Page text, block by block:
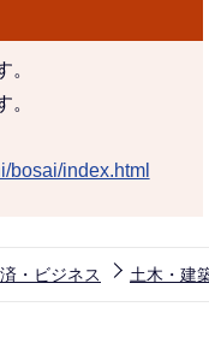
bosai/index.html
・ビジネス 土木・建